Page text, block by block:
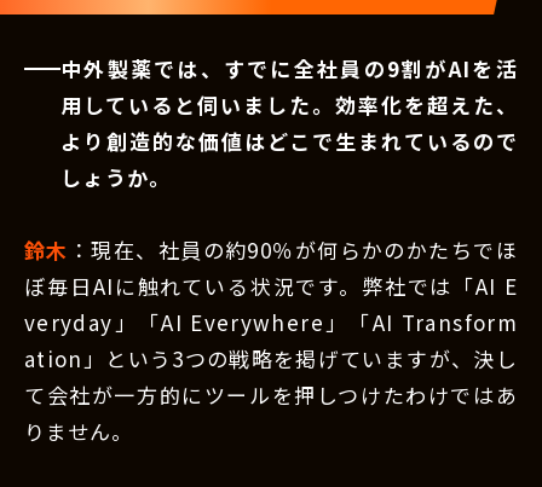
中外製薬では、すでに全社員の9割がAIを活
用していると伺いました。効率化を超えた、
より創造的な価値はどこで生まれているので
しょうか。
鈴木 ：現在、社員の約90％が何らかのかたちでほ
ぼ毎日AIに触れている状況です。弊社では「AI E
veryday」「AI Everywhere」「AI Transform
ation」という3つの戦略を掲げていますが、決し
て会社が一方的にツールを押しつけたわけではあ
りません。